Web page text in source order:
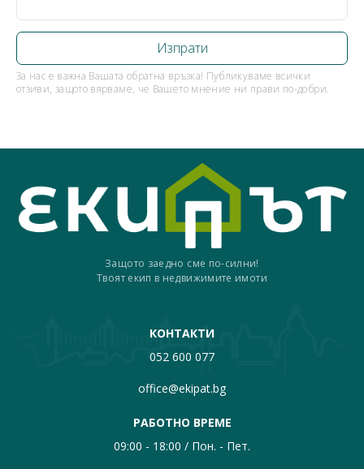
За нас е важна Вашата обратна връзка! Публикуваме всички
отзиви, защото вярваме, че Вашето мнение ни прави по-добри.
Защото заедно сме по-силни!
Твоят екип в недвижимите имоти
КОНТАКТИ
052 600 077
office@ekipat.bg
РАБОТНО ВРЕМЕ
09:00 - 18:00 / Пон. - Пет.